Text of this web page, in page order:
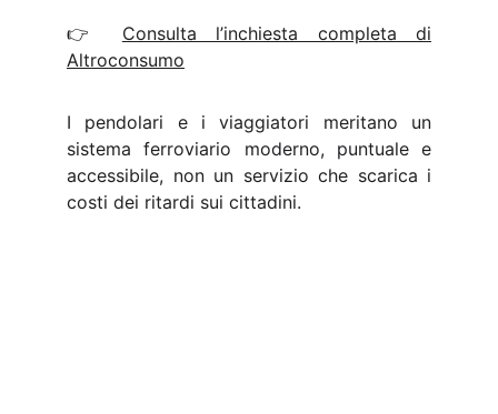
👉 Consulta l’inchiesta completa di
Altroconsumo
I pendolari e i viaggiatori meritano un
sistema ferroviario moderno, puntuale e
accessibile, non un servizio che scarica i
costi dei ritardi sui cittadini.